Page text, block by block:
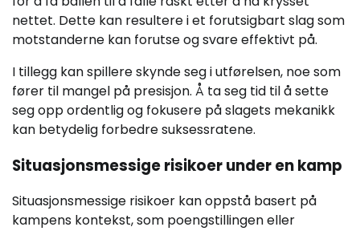
nettet. Dette kan resultere i et forutsigbart slag som
motstanderne kan forutse og svare effektivt på.
I tillegg kan spillere skynde seg i utførelsen, noe som
fører til mangel på presisjon. Å ta seg tid til å sette
seg opp ordentlig og fokusere på slagets mekanikk
kan betydelig forbedre suksessratene.
Situasjonsmessige risikoer under en kamp
Situasjonsmessige risikoer kan oppstå basert på
kampens kontekst, som poengstillingen eller